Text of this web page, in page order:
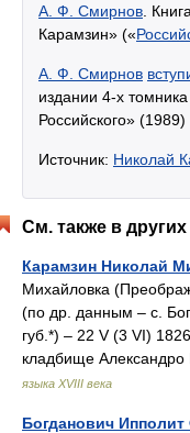
А. Ф. Смирнов .
Карамзин» («
А. Ф. Смирнов
издании 4-х
Российского» (1989)
Источник: Николай
См. также в
Карамзин Николай
Михайловка
(по др. данным – с.
губ.*) – 22 V (3 VI)
кладбище
языка XVIII века
Богданович